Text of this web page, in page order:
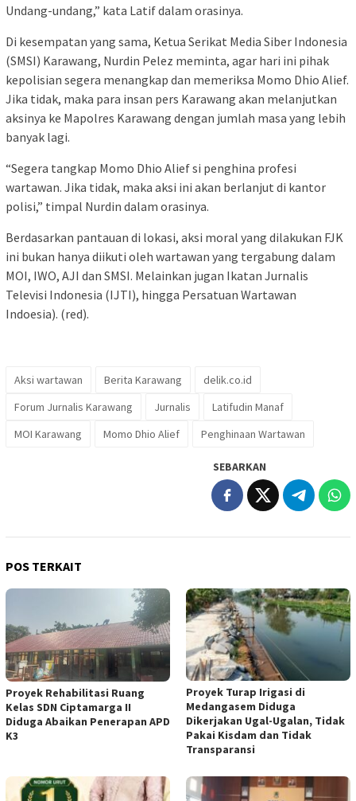
Undang-undang,” kata Latif dalam orasinya.
Di kesempatan yang sama, Ketua Serikat Media Siber Indonesia
(SMSI) Karawang, Nurdin Pelez meminta, agar hari ini pihak
kepolisian segera menangkap dan memeriksa Momo Dhio Alief.
Jika tidak, maka para insan pers Karawang akan melanjutkan
aksinya ke Mapolres Karawang dengan jumlah masa yang lebih
banyak lagi.
“Segera tangkap Momo Dhio Alief si penghina profesi
wartawan. Jika tidak, maka aksi ini akan berlanjut di kantor
polisi,” timpal Nurdin dalam orasinya.
Berdasarkan pantauan di lokasi, aksi moral yang dilakukan FJK
ini bukan hanya diikuti oleh wartawan yang tergabung dalam
MOI, IWO, AJI dan SMSI. Melainkan jugan Ikatan Jurnalis
Televisi Indonesia (IJTI), hingga Persatuan Wartawan
Indoesia). (red).
Aksi wartawan Berita Karawang
delik.co.id
Forum Jurnalis Karawang
Jurnalis
Latifudin Manaf
MOI Karawang
Momo Dhio Alief Penghinaan Wartawan
SEBARKAN
POS TERKAIT
Proyek Rehabilitasi Ruang
Kelas SDN Ciptamarga II
Diduga Abaikan Penerapan APD
K3
Proyek Turap Irigasi di
Medangasem Diduga
Dikerjakan Ugal-Ugalan, Tidak
Pakai Kisdam dan Tidak
Transparansi